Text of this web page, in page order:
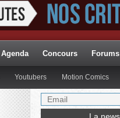
Agenda Concours Forums
Youtubers Motion Comics